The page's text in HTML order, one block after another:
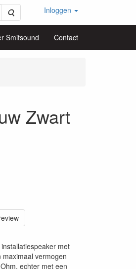
Zoeken Inloggen
Smitsound Contact
Zwart
met
vermogen
echter met een